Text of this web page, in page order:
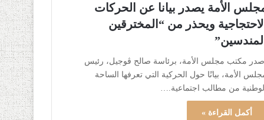
الأمة يصدر بيانا عن الحركات
الاحتجاجية ويحذر من “المخترقين
المندسين”
أصدر مكتب مجلس الأمة، برئاسة صالح ڨوجيل، رئيس
الأمة، بيانًا حول الحركية التي تعرفها الساحة
الوطنية من مطالب اجتماعية.…
أكمل القراءة »